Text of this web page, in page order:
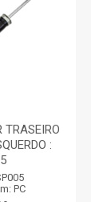
TRASEIRO
:
PC